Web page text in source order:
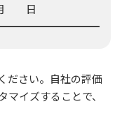
日
ださい。自社の評価
イズすることで、